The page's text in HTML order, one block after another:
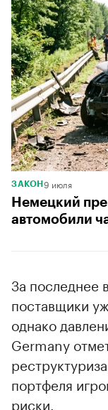
ЗАКОН 9 июля
Немецкий
автомобили
За последнее
поставщики
однако
Germany
портфеля
риски.